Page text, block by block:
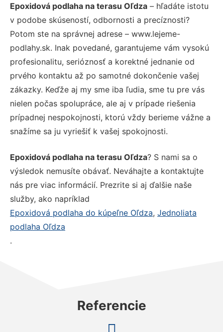
Epoxidová podlaha na terasu Oľdza – hľadáte istotu
v podobe skúseností, odbornosti a precíznosti?
Potom ste na správnej adrese – www.lejeme-
podlahy.sk. Inak povedané, garantujeme vám vysokú
profesionalitu, serióznosť a korektné jednanie od
prvého kontaktu až po samotné dokončenie vašej
zákazky. Keďže aj my sme iba ľudia, sme tu pre vás
nielen počas spolupráce, ale aj v prípade riešenia
prípadnej nespokojnosti, ktorú vždy berieme vážne a
snažíme sa ju vyriešiť k vašej spokojnosti.
Epoxidová podlaha na terasu Oľdza? S nami sa o
výsledok nemusíte obávať. Neváhajte a kontaktujte
nás pre viac informácií. Prezrite si aj ďalšie naše
služby, ako napríklad
Epoxidová podlaha do kúpeľne Oľdza, Jednoliata
podlaha Oľdza
.
Referencie